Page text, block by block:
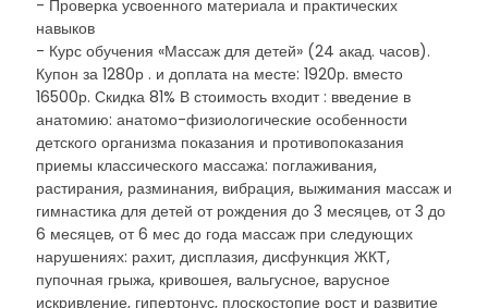
- Проверка усвоенного материала и практических
навыков
- Курс обучения «Массаж для детей» (24 акад. часов).
Купон за 1280р . и доплата на месте: 1920р. вместо
16500р. Скидка 81% В стоимость входит : введение в
анатомию: анатомо-физиологические особенности
детского организма показания и противопоказания
приемы классического массажа: поглаживания,
растирания, разминания, вибрация, выжимания массаж и
гимнастика для детей от рождения до 3 месяцев, от 3 до
6 месяцев, от 6 мес до года массаж при следующих
нарушениях: рахит, дисплазия, дисфункция ЖКТ,
пупочная грыжа, кривошея, вальгусное, варусное
искривление, гипертонус, плоскостопие рост и развитие